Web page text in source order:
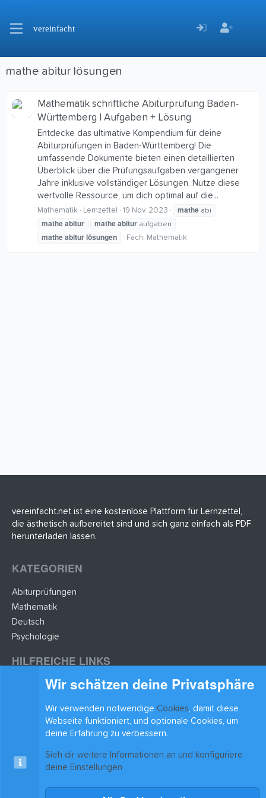
vereinfacht
mathe abitur lösungen
Mathematik schriftliche Abiturprüfung Baden-
Württemberg | Aufgaben + Lösung
Entdecke das ultimative Kompendium für deine
Abiturprüfungen in Baden-Württemberg! Die
umfassende Dokumente bieten einen detaillierten
Überblick über die Prüfungsaufgaben vergangener
Jahre inklusive vollständiger Lösungen. Nutze diese
wertvolle Ressource, um dich optimal auf die...
Mathematik Lernzettel 19 Nov. 2023 mathe abi
matheabitur matheabitur aufgaben
matheabiturlösungen Fach: Mathematik
vereinfacht.net ist eine kostenlose Plattform für Lernzettel,
die ästhetisch aufbereitet sind und sich ganz einfach als PDF
herunterladen lassen.
KATEGORIEN
Abiturprüfungen
Mathematik
Deutsch
Psychologie
HILFREICHE LINKS
Lernzettel hochladen
BLEIB AUF DEM LAUFENDEN
Wir schätzen deine Privatsphäre
Wir verwenden notwendige Cookies, damit diese
Webseite funktioniert, und optionale Cookies, um
deine Erfahrung zu verbessern.
Sieh dir weitere Informationen an und konfiguriere
deine Einstellungen